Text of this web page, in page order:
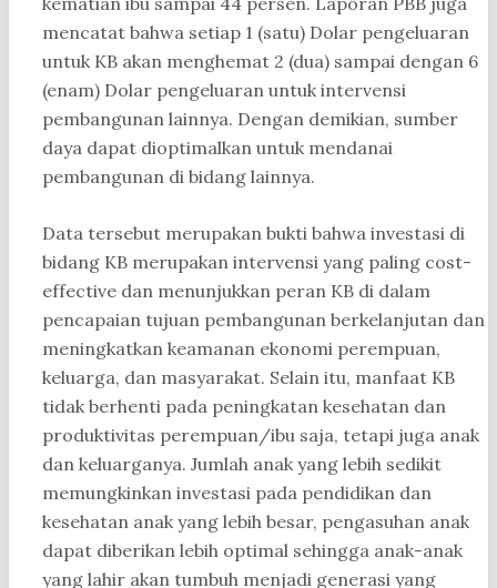
mencatat bahwa setiap 1 (satu) Dolar pengeluaran
untuk KB akan menghemat 2 (dua) sampai dengan 6
(enam) Dolar pengeluaran untuk intervensi
pembangunan lainnya. Dengan demikian, sumber
daya dapat dioptimalkan untuk mendanai
pembangunan di bidang lainnya.
Data tersebut merupakan bukti bahwa investasi di
bidang KB merupakan intervensi yang paling cost-
effective dan menunjukkan peran KB di dalam
pencapaian tujuan pembangunan berkelanjutan dan
meningkatkan keamanan ekonomi perempuan,
keluarga, dan masyarakat. Selain itu, manfaat KB
tidak berhenti pada peningkatan kesehatan dan
produktivitas perempuan/ibu saja, tetapi juga anak
dan keluarganya. Jumlah anak yang lebih sedikit
memungkinkan investasi pada pendidikan dan
kesehatan anak yang lebih besar, pengasuhan anak
dapat diberikan lebih optimal sehingga anak-anak
yang lahir akan tumbuh menjadi generasi yang